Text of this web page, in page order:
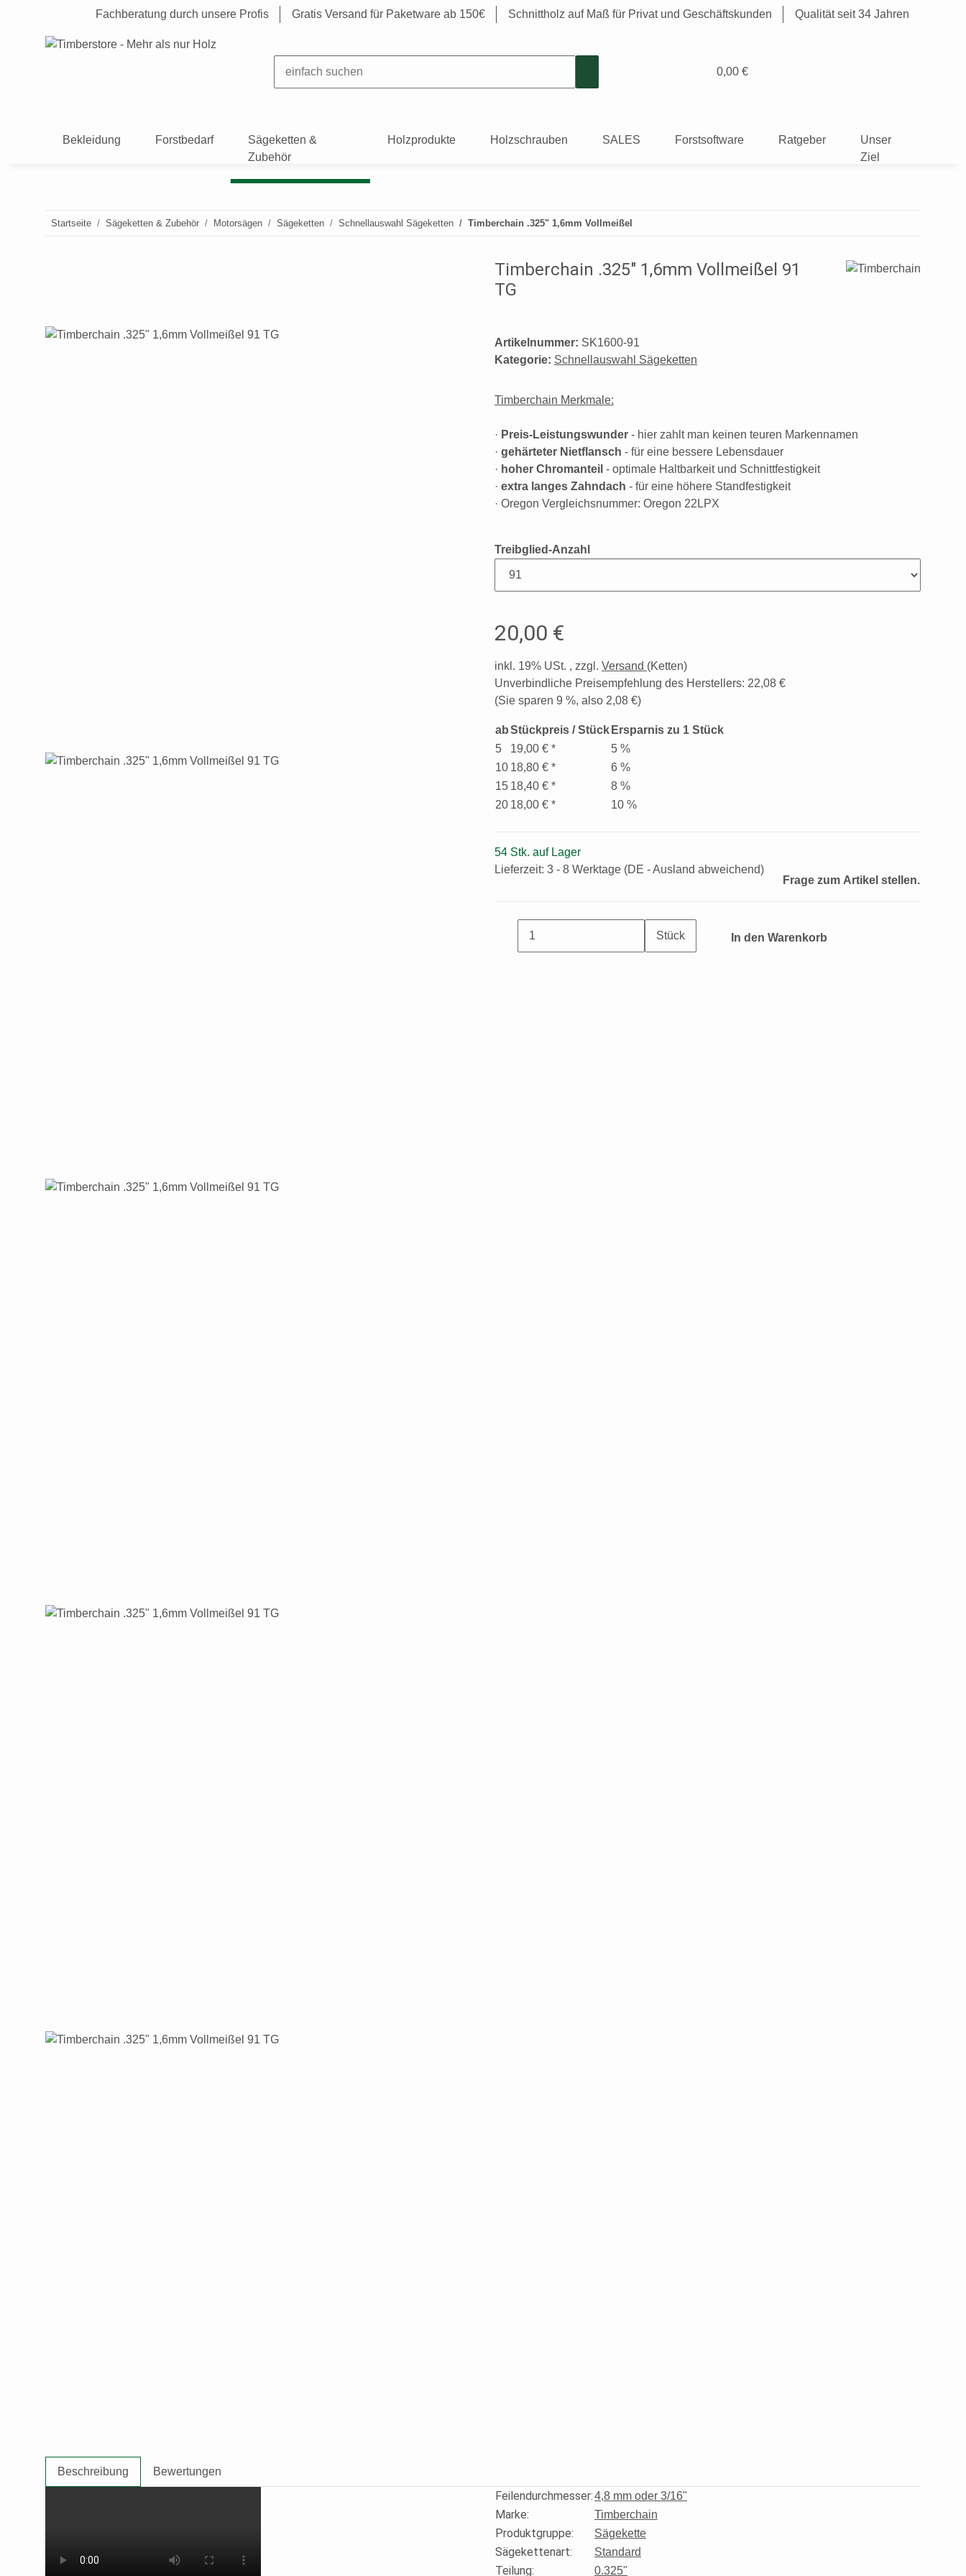
Fachberatung durch unsere Profis Gratis Versand für Paketware ab 150€ Schnittholz auf Maß für Privat und Geschäftskunden Qualität seit 34 Jahren
0,00 €
Bekleidung Forstbedarf
Sägeketten &
Zubehör
Holzprodukte Holzschrauben SALES Forstsoftware Ratgeber
Unser
Ziel
Startseite Sägeketten & Zubehör Motorsägen Sägeketten Schnellauswahl Sägeketten Timberchain .325" 1,6mm Vollmeißel
Timberchain .325" 1,6mm Vollmeißel 91
TG
Artikelnummer: SK1600-91
Kategorie: Schnellauswahl Sägeketten
Timberchain Merkmale:
· Preis-Leistungswunder - hier zahlt man keinen teuren Markennamen
· gehärteter Nietflansch - für eine bessere Lebensdauer
· hoher Chromanteil - optimale Haltbarkeit und Schnittfestigkeit
· extra langes Zahndach - für eine höhere Standfestigkeit
· Oregon Vergleichsnummer: Oregon 22LPX
Treibglied-Anzahl
20,00 €
inkl. 19% USt. , zzgl. Versand (Ketten)
Unverbindliche Preisempfehlung des Herstellers: 22,08 €
(Sie sparen 9 %, also 2,08 €)
abStückpreis / Stück Ersparnis zu 1 Stück
5
19,00 € *
5 %
10 18,80 € *
6 %
15 18,40 € *
8 %
20 18,00 € * 10 %
54 Stk. auf Lager
Lieferzeit: 3 - 8 Werktage (DE - Ausland abweichend)
Frage zum Artikel stellen.
Stück In den Warenkorb
Beschreibung Bewertungen
Feilendurchmesser:4,8 mm oder 3/16"
Marke: Timberchain
Produktgruppe: Sägekette
Sägekettenart: Standard
Teilung: 0.325"